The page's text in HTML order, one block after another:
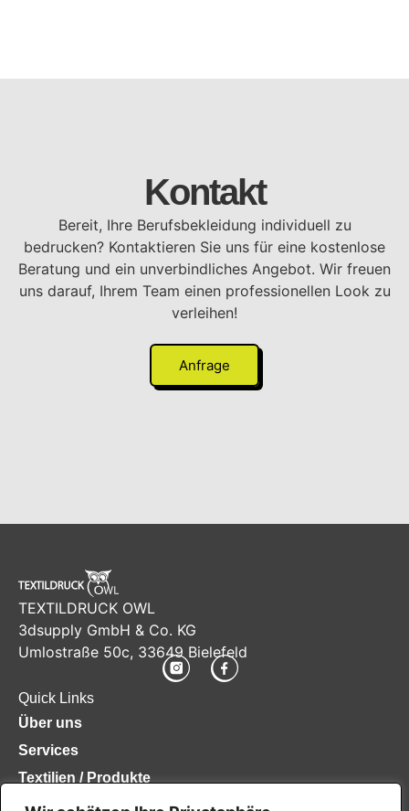
Kontakt
Bereit, Ihre Berufsbekleidung individuell zu
bedrucken? Kontaktieren Sie uns für eine kostenlose
Beratung und ein unverbindliches Angebot. Wir freuen
uns darauf, Ihrem Team einen professionellen Look zu
verleihen!
Anfrage
TEXTILDRUCK OWL
3dsupply GmbH & Co. KG
Umlostraße 50c, 33649 Bielefeld
Quick Links
Über uns
Services
Textilien / Produkte
Veredelungsarten